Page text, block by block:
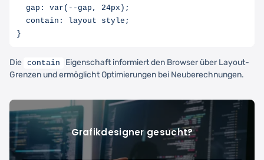
  gap: var(--gap, 24px);
  contain: layout style;
Die contain
Eigenschaft informiert den Browser über Layout-
Grenzen und ermöglicht Optimierungen bei Neuberechnungen.
Grafikdesigner gesucht?